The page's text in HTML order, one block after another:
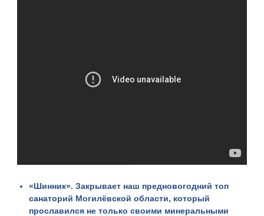
«Шинник». Закрывает наш предновогодний топ
санаторий Могилёвской области, который
прославился не только своими минеральными